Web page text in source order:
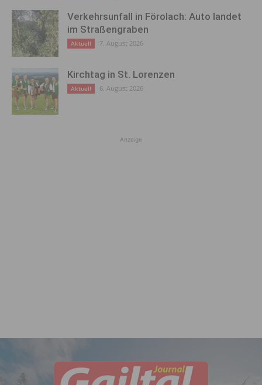
Verkehrsunfall in Förolach: Auto landet
im Straßengraben
Aktuell 7. August 2026
Kirchtag in St. Lorenzen
Aktuell 6. August 2026
Anzeige